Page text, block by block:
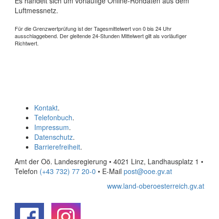
Luftmessnetz.
Für die Grenzwertprüfung ist der Tagesmittelwert von 0 bis 24 Uhr
ausschlaggebend. Der gleitende 24-Stunden Mittelwert gilt als vorläufiger
Richtwert.
Kontakt.
Telefonbuch.
Impressum.
Datenschutz.
Barrierefreiheit.
Amt der Oö. Landesregierung • 4021 Linz, Landhausplatz 1 •
Telefon (+43 732) 77 20-0 • E-Mail post@ooe.gv.at
www.land-oberoesterreich.gv.at